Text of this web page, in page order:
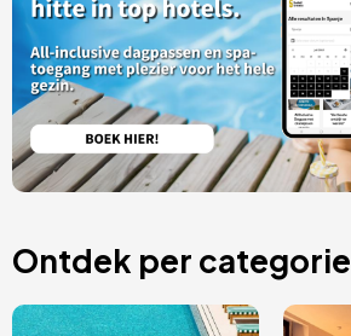
Ontdek per categorie